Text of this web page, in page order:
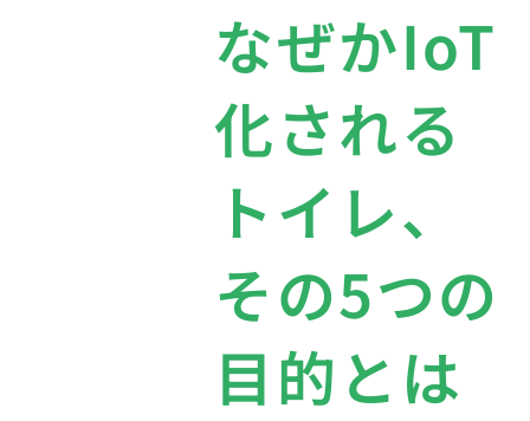
なぜかIoT
化される
トイレ、
その5つの
目的とは